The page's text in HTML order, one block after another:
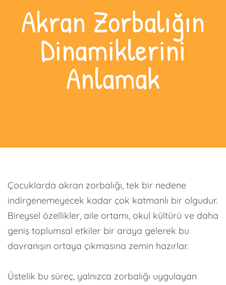
Akran Zorbalığın
Dinamiklerini
Anlamak
Çocuklarda akran zorbalığı, tek bir nedene
indirgenemeyecek kadar çok katmanlı bir olgudur.
Bireysel özellikler, aile ortamı, okul kültürü ve daha
geniş toplumsal etkiler bir araya gelerek bu
davranışın ortaya çıkmasına zemin hazırlar.
Üstelik bu süreç, yalnızca zorbalığı uygulayan